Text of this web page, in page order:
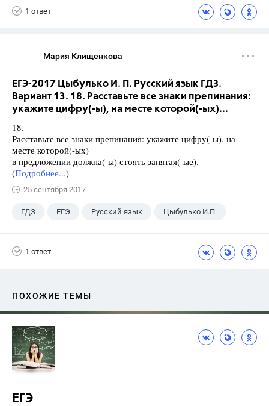
1 ответ
Мария Клищенкова
ЕГЭ-2017 Цыбулько И. П. Русский язык ГДЗ.
Вариант 13. 18. Расставьте все знаки препинания:
укажите цифру(-ы), на месте которой(-ых)...
18.
Расставьте все знаки препинания: укажите цифру(-ы), на
месте которой(-ых)
в предложении должна(-ы) стоять запятая(-ые).
(Подробнее...)
25 сентября 2017
ГДЗ ЕГЭ Русский язык Цыбулько И.П.
1 ответ
ПОХОЖИЕ ТЕМЫ
ЕГЭ